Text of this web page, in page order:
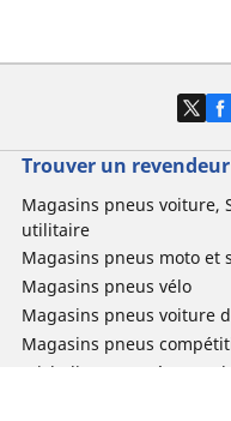
Trouver un revendeur
Magasins pneus voiture,
utilitaire
Magasins pneus moto et
Magasins pneus vélo
Magasins pneus voiture
Magasins pneus
Michelin et ses réseaux